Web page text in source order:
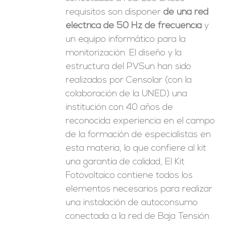
requisitos son disponerde una red
eléctrica de 50 Hz de frecuencia y
un equipo informático para la
monitorización. El diseño y la
estructura del PVSun han sido
realizados por Censolar (con la
colaboración de la UNED) una
institución con 40 años de
reconocida experiencia en el campo
de la formación de especialistas en
esta materia, lo que confiere al kit
una garantía de calidad, El Kit
Fotovoltaico contiene todos los
elementos necesarios para realizar
una instalación de autoconsumo
conectada a la red de Baja Tensión.